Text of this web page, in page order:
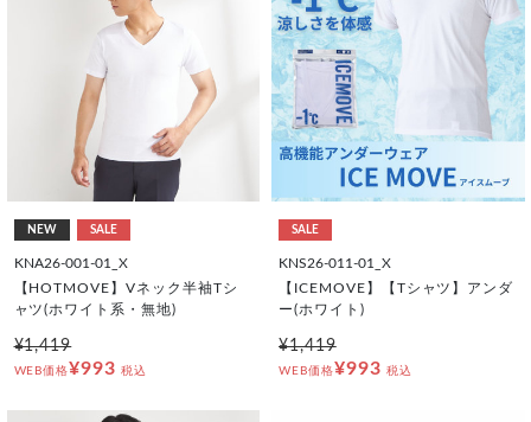
NEW SALE
KNA26-001-01_X
【HOTMOVE】Vネック半袖Tシ
ャツ(ホワイト系・無地)
¥1,419
WEB価格¥993 税込
SALE
KNS26-011-01_X
【ICEMOVE】【Tシャツ】アンダ
ー(ホワイト)
¥1,419
WEB価格¥993 税込